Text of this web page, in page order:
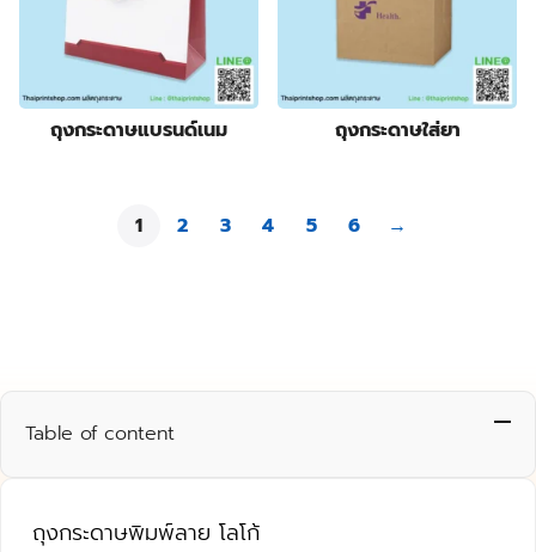
ถุงกระดาษแบรนด์เนม ถุงกระดาษใส่ยา
1 2 3 4 5 6 →
Table of content
ถุงกระดาษพิมพ์ลาย โลโก้